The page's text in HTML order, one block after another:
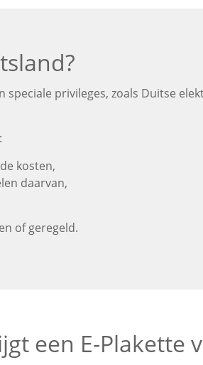
privileges, zoals Duitse
kosten,
daarvan,
of geregeld.
een E-Plakette